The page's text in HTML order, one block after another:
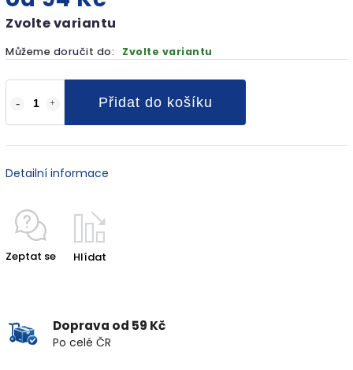
Zvolte variantu
Můžeme doručit do: Zvolte variantu
Přidat do košíku
Detailní informace
Zeptat se Hlídat
Doprava od 59 Kč
Po celé ČR